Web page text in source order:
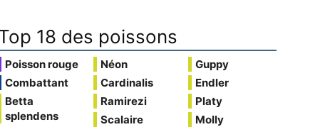
18 des poissons
Poisson rouge
Combattant
Betta
splendens
Néon
Cardinalis
Ramirezi
Scalaire
Guppy
Endler
Platy
Molly